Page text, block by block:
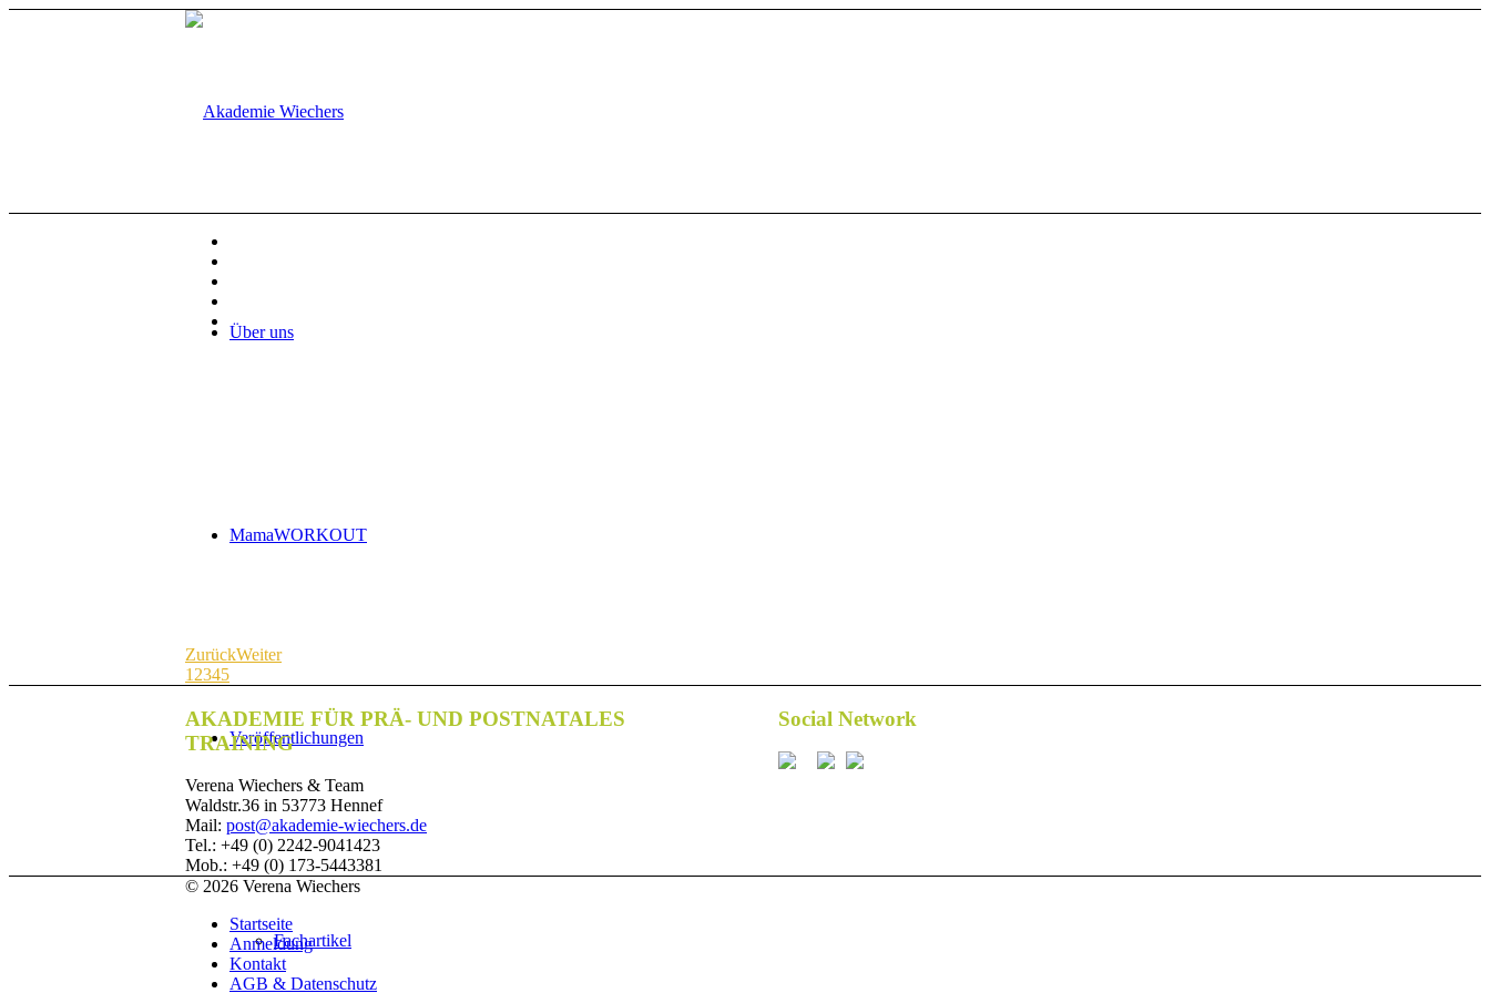
Über uns
MamaWORKOUT
Veröffentlichungen
Fachartikel
ZurückWeiter
1 2345
AKADEMIE FÜR PRÄ- UND POSTNATALES
TRAINING
Verena Wiechers & Team
Waldstr.36 in 53773 Hennef
Mail: post@akademie-wiechers.de
Tel.: +49 (0) 2242-9041423
Mob.: +49 (0) 173-5443381
Social Network
© 2026 Verena Wiechers
Startseite
Anmeldung
Kontakt
AGB & Datenschutz